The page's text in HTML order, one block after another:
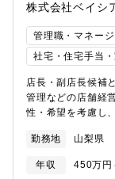
株式会社ベイシ
管理職・マネー
社宅・住宅手当
店長・副店長候補
管理などの店舗経
性・希望を考慮し
トの考案・陳列※
幅広い業務を担当
から送られてくる
勤務地 山梨県
年収 450万円